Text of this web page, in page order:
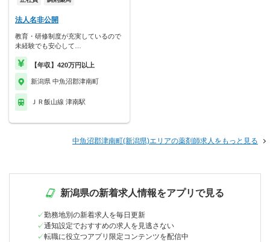
法人名非公開
教育・研修制度が充実しているので
未経験でも安心して…
【年収】420万円以上
新潟県 中魚沼郡津南町
ＪＲ飯山線 津南駅
中魚沼郡津南町(新潟県)エリアの薬剤師求人をもっと見る
新潟県の新着求人情報をアプリで見る
勤務地別の新着求人を毎日更新
通知設定でおすすめの求人を見逃さない
転職に役立つアプリ限定コンテンツを配信中